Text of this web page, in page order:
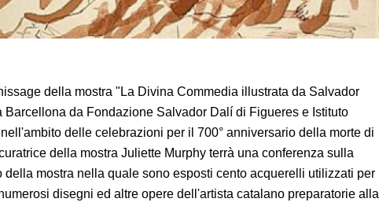
della mostra "La Divina Commedia illustrata da Salvador
Barcellona da Fondazione Salvador Dalí di Figueres e Istituto
delle celebrazioni per il 700° anniversario della morte di
della mostra Juliette Murphy terrà una conferenza sulla
della mostra nella quale sono esposti cento acquerelli utilizzati per
disegni ed altre opere dell'artista catalano preparatorie alla